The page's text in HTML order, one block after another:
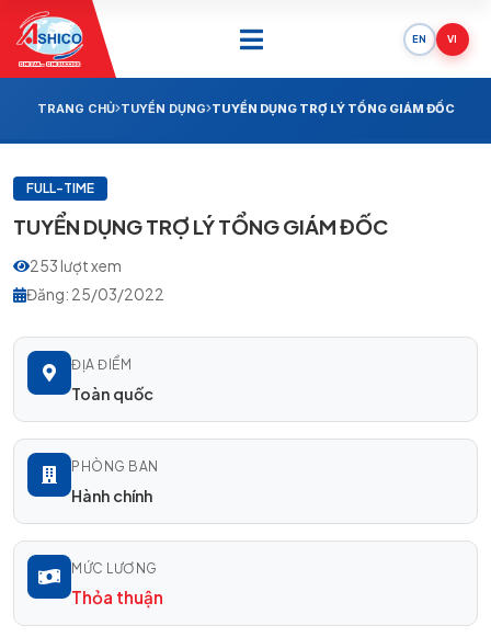
ONE SAIL - ONE SUCCESS
EN VI
TRANG CHỦ TUYỂN DỤNG TUYỂN DỤNG TRỢ LÝ TỔNG GIÁM ĐỐC
FULL-TIME
TUYỂN DỤNG TRỢ LÝ TỔNG GIÁM ĐỐC
253 lượt xem
Đăng: 25/03/2022
ĐỊA ĐIỂM
Toàn quốc
PHÒNG BAN
Hành chính
MỨC LƯƠNG
Thỏa thuận